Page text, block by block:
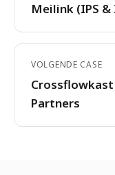
Meilink (IPS
VOLGENDE CASE
Partners